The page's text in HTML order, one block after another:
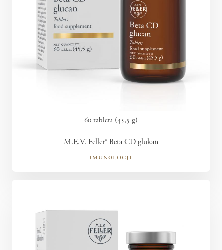
60 tableta (45,5 g)
M.E.V. Feller® Beta CD glukan
imunologji